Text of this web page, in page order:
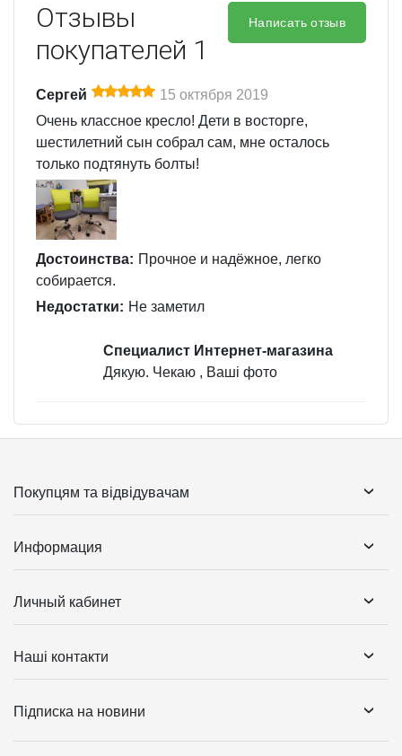
Написать отзыв
Отзывы
покупателей 1
Сергей
15 октября 2019
Очень классное кресло! Дети в восторге,
шестилетний сын собрал сам, мне осталось
только подтянуть болты!
Достоинства: Прочное и надёжное, легко
собирается.
Недостатки: Не заметил
Специалист Интернет-магазина
Дякую. Чекаю , Ваші фото
Покупцям та відвідувачам
Информация
Личный кабинет
Наші контакти
Підписка на новини